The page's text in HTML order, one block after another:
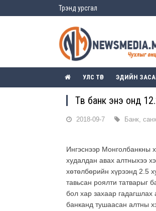
Трэнд урсгал
УЛС ТӨР ЭДИЙН
Төв банк энэ онд
2018-09-7 Банк,
Ингэснээр Монголбанкны
худалдан авах алтныхээ
хөтөлбөрийн хүрээнд 2.5
тавьсан роялти татварыг
бол хар захаар гадагшлах
банканд тушаасан алтны